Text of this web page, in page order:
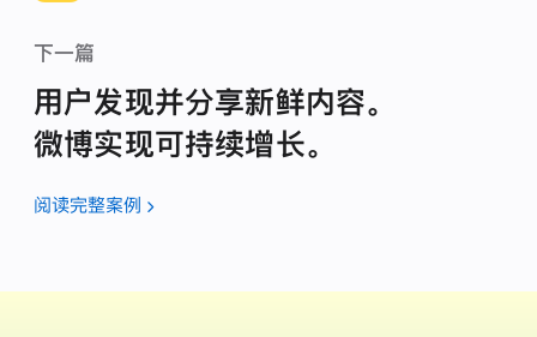
下一篇
用户发现并分享新鲜内容。
微博实现可持续增长。
阅读完整案例